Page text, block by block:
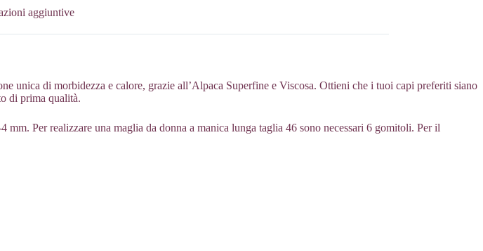
aggiuntive
di morbidezza e calore, grazie all’Alpaca Superfine e Viscosa. Ottieni che i tuoi capi preferiti siano
di prima qualità.
Per realizzare una maglia da donna a manica lunga taglia 46 sono necessari 6 gomitoli. Per il